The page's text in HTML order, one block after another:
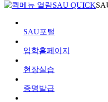
SAU QUICK
SAU포털
입학홈페이지
현장실습
증명발급